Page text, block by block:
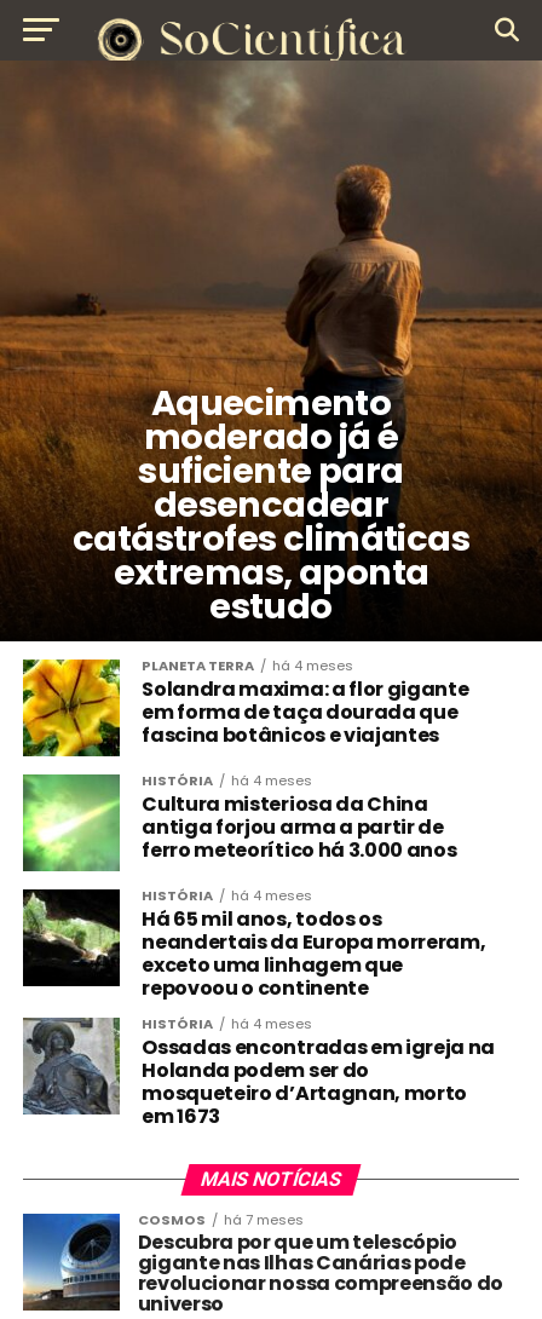
Aquecimento
moderado já é
suficiente para
desencadear
catástrofes climáticas
extremas, aponta
estudo
PLANETA TERRA há 4 meses
Solandra maxima: a flor gigante
em forma de taça dourada que
fascina botânicos e viajantes
HISTÓRIA há 4 meses
Cultura misteriosa da China
antiga forjou arma a partir de
ferro meteorítico há 3.000 anos
HISTÓRIA há 4 meses
Há 65 mil anos, todos os
neandertais da Europa morreram,
exceto uma linhagem que
repovoou o continente
HISTÓRIA há 4 meses
Ossadas encontradas em igreja na
Holanda podem ser do
mosqueteiro d’Artagnan, morto
em 1673
MAIS NOTÍCIAS
COSMOS há 7 meses
Descubra por que um telescópio
gigante nas Ilhas Canárias pode
revolucionar nossa compreensão do
universo